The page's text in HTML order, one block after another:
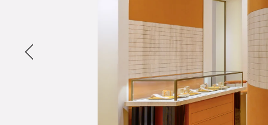
Previous